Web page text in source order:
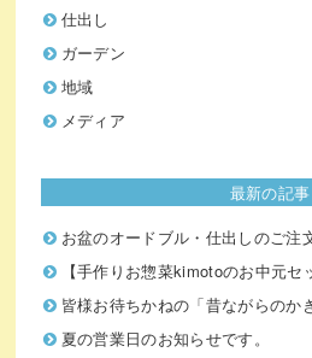
仕出し
ガーデン
地域
メディア
最新の記事
お盆のオードブル・仕出しのご注
【手作りお惣菜kimotoのお中元セ
皆様お待ちかねの「昔ながらのか
夏の営業日のお知らせです。